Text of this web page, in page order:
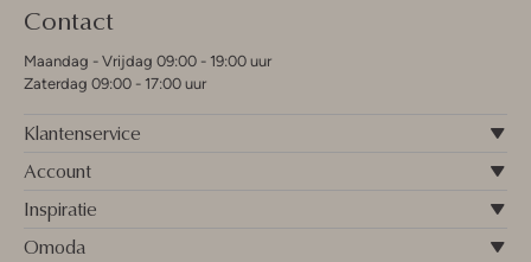
Contact
Maandag - Vrijdag 09:00 - 19:00 uur
Zaterdag 09:00 - 17:00 uur
Klantenservice
Account
Inspiratie
Omoda